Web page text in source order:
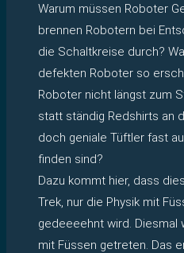
Warum müssen Roboter
brennen Robotern bei
die Schaltkreise durch?
defekten Roboter so
Roboter nicht längst zum
statt ständig Redshirts an
doch geniale Tüftler fast
finden sind?
Dazu kommt hier, dass
Trek, nur die Physik mit
gedeeeehnt wird.
mit Füssen getreten. Das